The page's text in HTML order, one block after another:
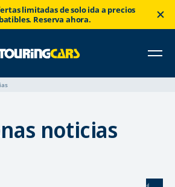
limitadas de solo ida a precios
Reserva ahora.
noticias